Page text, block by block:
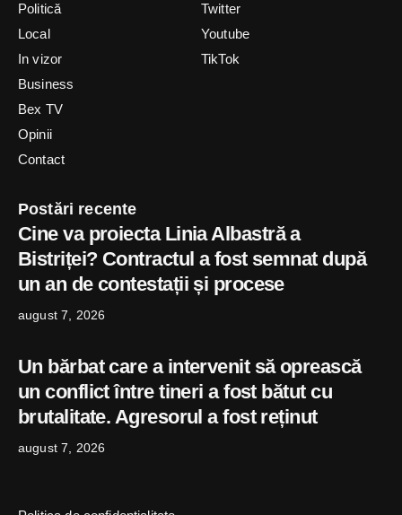
Politică
Local
In vizor
Business
Bex TV
Opinii
Contact
Twitter
Youtube
TikTok
Postări recente
Cine va proiecta Linia Albastră a
Bistriței? Contractul a fost semnat după
un an de contestații și procese
august 7, 2026
Un bărbat care a intervenit să oprească
un conflict între tineri a fost bătut cu
brutalitate. Agresorul a fost reținut
august 7, 2026